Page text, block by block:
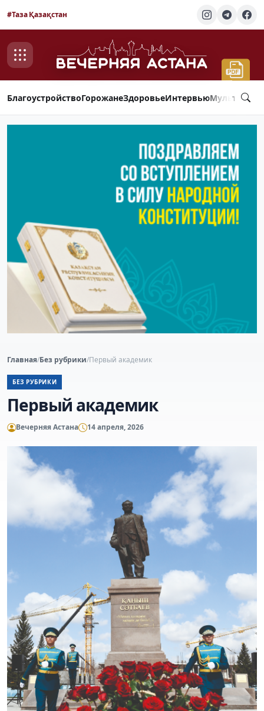
#Таза Қазақстан
БлагоустройствоГорожанеЗдоровьеИнтервью
Главная/Без рубрики/Первый академик
БЕЗ РУБРИКИ
Первый академик
Вечерняя Астана 14 апреля, 2026